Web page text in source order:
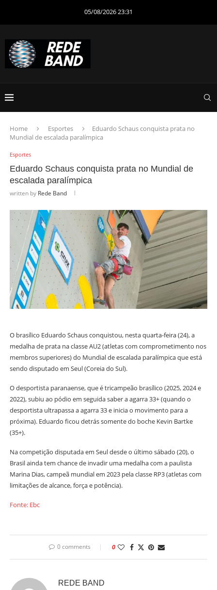
05/08/2026 23:31
Home Esportes
Eduardo Schaus conquista prata no
Mundial de escalada paralímpica
Esportes
Eduardo Schaus conquista prata no Mundial de
escalada paralímpica
written by Rede Band
O brasílico Eduardo Schaus conquistou, nesta quarta-feira (24), a
medalha de prata na classe AU2 (atletas com comprometimento nos
membros superiores) do Mundial de escalada paralímpica que está
sendo disputado em Seul (Coreia do Sul).
O desportista paranaense, que é tricampeão brasílico (2025, 2024 e
2022), subiu ao pódio em seguida saber a agarra 33+ (quando o
desportista ultrapassa a agarra 33 e inicia o movimento para a
próxima). Eduardo ficou detrás somente do boche Kevin Bartke
(35+).
Na competição disputada em Seul desde o último sábado (20), o
Brasil ainda tem chance de invadir uma medalha com a paulista
Marina Dias, campeã mundial em 2023 pela classe RP3 (atletas com
limitações de alcance, força e potência).
Fonte: Ebc
0 comments 0
REDE BAND